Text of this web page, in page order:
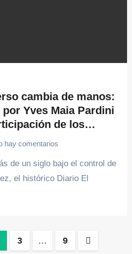
cambia de manos:
Yves Maia Pardini
de los
hay comentarios
de un siglo bajo el control de
el histórico Diario El
3 … 9